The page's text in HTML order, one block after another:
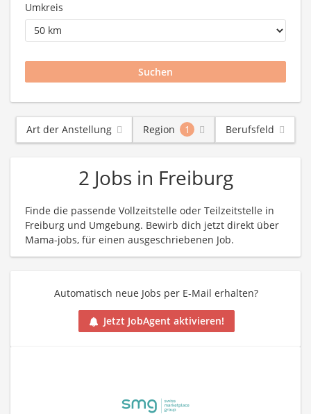
Umkreis
Art der Anstellung Region 1 Berufsfeld
2 Jobs in Freiburg
Finde die passende Vollzeitstelle oder Teilzeitstelle in
Freiburg und Umgebung. Bewirb dich jetzt direkt über
Mama-jobs, für einen ausgeschriebenen Job.
Automatisch neue Jobs per E-Mail erhalten?
Jetzt JobAgent aktivieren!